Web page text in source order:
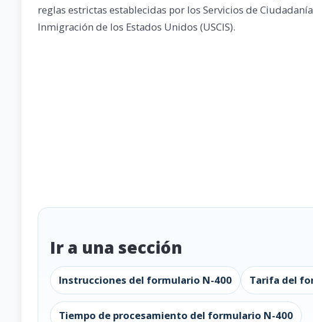
reglas estrictas establecidas por los Servicios de
Inmigración de los Estados Unidos (USCIS).
Ir a una sección
Instrucciones del formulario N-400 Tarifa del
Tiempo de procesamiento del formulario N-400